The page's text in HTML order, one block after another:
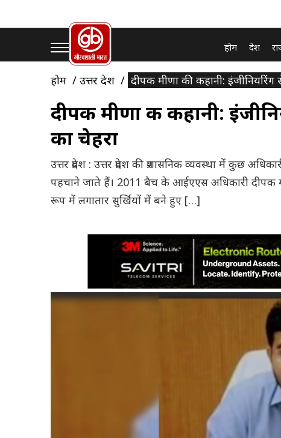
होम देश
होम उत्तर प्रदेश दीपक मीणा की कहानी:
दीपक मीणा की कहानी:
का चेहरा
उत्तर प्रदेश : उत्तर प्रदेश की प्रशासनिक व्यवस्था में कुछ
पहचाने जाते हैं। 2011 बैच के आईएएस अधिकारी दीपक
रूप में लगातार सुर्खियों में बने हुए […]